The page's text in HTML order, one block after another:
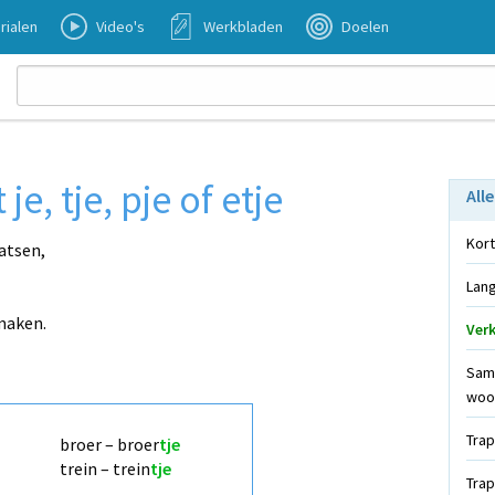
Video's Werkbladen Doelen
tje, pje of etje
broer – broertje
trein – treintje